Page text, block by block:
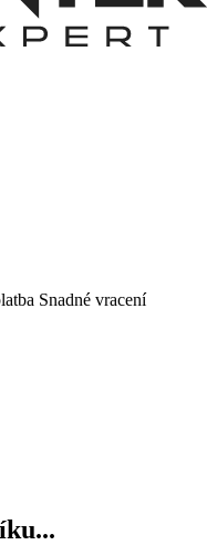
Snadné vracení